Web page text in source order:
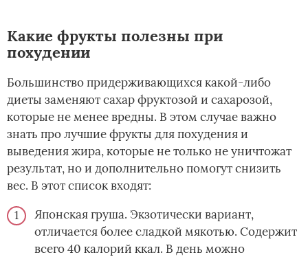
Какие фрукты полезны при
похудении
Большинство придерживающихся какой-либо
диеты заменяют сахар фруктозой и сахарозой,
которые не менее вредны. В этом случае важно
знать про лучшие фрукты для похудения и
выведения жира, которые не только не уничтожат
результат, но и дополнительно помогут снизить
вес. В этот список входят:
Японская груша. Экзотически вариант,
отличается более сладкой мякотью. Содержит
всего 40 калорий ккал. В день можно